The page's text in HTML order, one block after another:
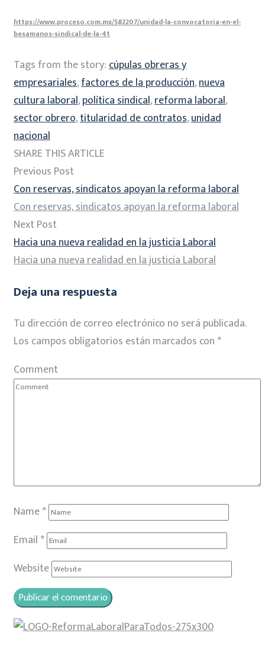
https://www.proceso.com.mx/582207/unidad-la-convocatoria-en-el-
besamanos-sindical-de-la-4t
Tags from the story:cúpulas obreras y
empresariales,factores de la producción,nueva
cultura laboral,política sindical,reforma laboral,
sector obrero,titularidad de contratos,unidad
nacional
SHARE THIS ARTICLE
Previous Post
Con reservas, sindicatos apoyan la reforma laboral
Con reservas, sindicatos apoyan la reforma laboral
Next Post
Hacia una nueva realidad en la justicia Laboral
Hacia una nueva realidad en la justicia Laboral
Deja una respuesta
Tu dirección de correo electrónico no será publicada.
Los campos obligatorios están marcados con *
Comment
Name*
Email *
Website